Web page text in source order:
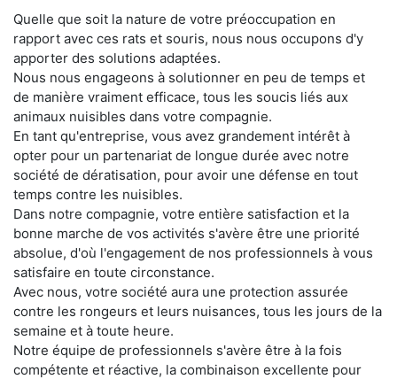
Quelle que soit la nature de votre préoccupation en
rapport avec ces rats et souris, nous nous occupons d'y
apporter des solutions adaptées.
Nous nous engageons à solutionner en peu de temps et
de manière vraiment efficace, tous les soucis liés aux
animaux nuisibles dans votre compagnie.
En tant qu'entreprise, vous avez grandement intérêt à
opter pour un partenariat de longue durée avec notre
société de dératisation, pour avoir une défense en tout
temps contre les nuisibles.
Dans notre compagnie, votre entière satisfaction et la
bonne marche de vos activités s'avère être une priorité
absolue, d'où l'engagement de nos professionnels à vous
satisfaire en toute circonstance.
Avec nous, votre société aura une protection assurée
contre les rongeurs et leurs nuisances, tous les jours de la
semaine et à toute heure.
Notre équipe de professionnels s'avère être à la fois
compétente et réactive, la combinaison excellente pour